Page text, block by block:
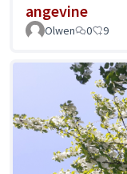
angevine
Olwen 0 9